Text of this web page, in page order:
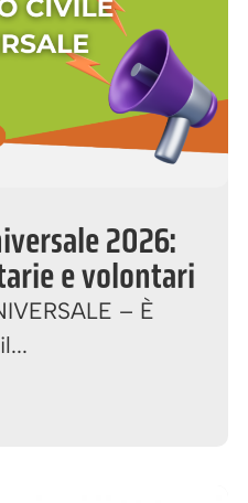
2026:
e volontari
– È